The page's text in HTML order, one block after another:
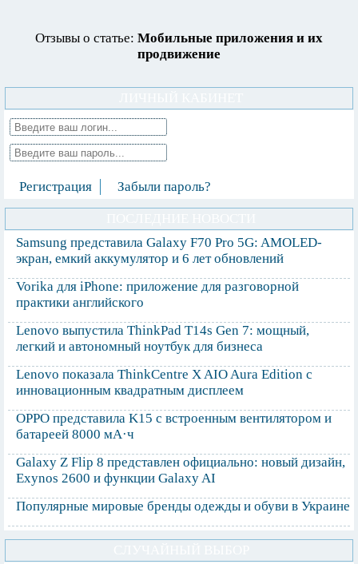
Отзывы о статье: Мобильные приложения и их
продвижение
Регистрация Забыли пароль?
Samsung представила Galaxy F70 Pro 5G: AMOLED-
экран, емкий аккумулятор и 6 лет обновлений
Vorika для iPhone: приложение для разговорной
практики английского
Lenovo выпустила ThinkPad T14s Gen 7: мощный,
легкий и автономный ноутбук для бизнеса
Lenovo показала ThinkCentre X AIO Aura Edition с
инновационным квадратным дисплеем
OPPO представила K15 с встроенным вентилятором и
батареей 8000 мА·ч
Galaxy Z Flip 8 представлен официально: новый дизайн,
Exynos 2600 и функции Galaxy AI
Популярные мировые бренды одежды и обуви в Украине